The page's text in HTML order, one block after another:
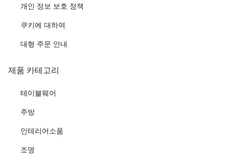
개인 정보 보호 정책
쿠키에 대하여
대형 주문 안내
제품 카테고리
테이블웨어
주방
인테리어소품
조명